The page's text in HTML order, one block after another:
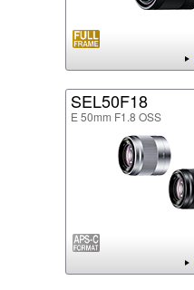
SEL50F18
E 50mm F1.8 OSS